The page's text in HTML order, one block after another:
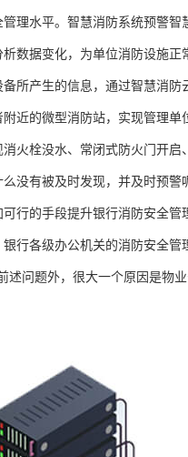
理水平。智慧消防系统预警
数据变化，为单位消防设施
所产生的信息，通过智慧消
近的微型消防站，实现管理单
火栓没水、常闭式防火门开
没有被及时发现，并及时预
行的手段提升银行消防安全
行各级办公机关的消防安全管
述问题外，很大一个原因是物